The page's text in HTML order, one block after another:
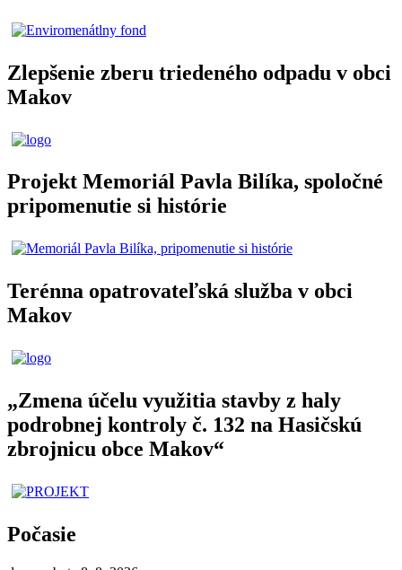
Zlepšenie zberu triedeného odpadu v obci
Makov
Projekt Memoriál Pavla Bilíka, spoločné
pripomenutie si histórie
Terénna opatrovateľská služba v obci
Makov
„Zmena účelu využitia stavby z haly
podrobnej kontroly č. 132 na Hasičskú
zbrojnicu obce Makov“
Počasie